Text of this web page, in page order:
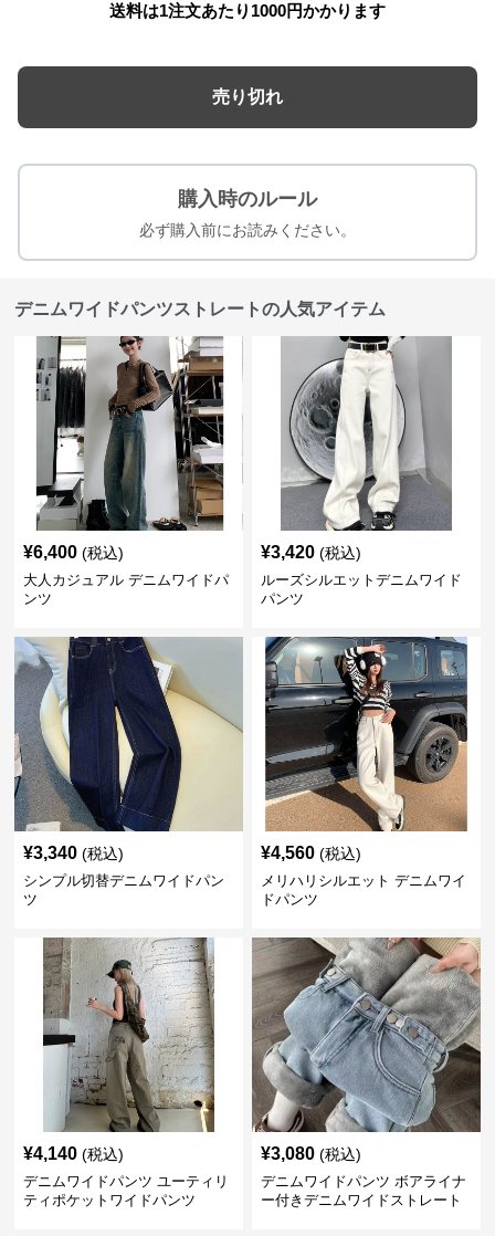
送料は1注文あたり 1000円かかります
売り切れ
購入時のルール
必ず購入前にお読みください。
デニムワイドパンツストレートの人気アイテム
¥6,400 (税込)
大人カジュアル デニムワイドパ
ンツ
¥3,420 (税込)
ルーズシルエットデニムワイド
パンツ
¥3,340 (税込)
シンプル切替デニムワイドパン
ツ
¥4,560 (税込)
メリハリシルエット デニムワイ
ドパンツ
¥4,140 (税込)
デニムワイドパンツ ユーティリ
ティポケットワイドパンツ
¥3,080 (税込)
デニムワイドパンツ ボアライナ
ー付きデニムワイドストレート